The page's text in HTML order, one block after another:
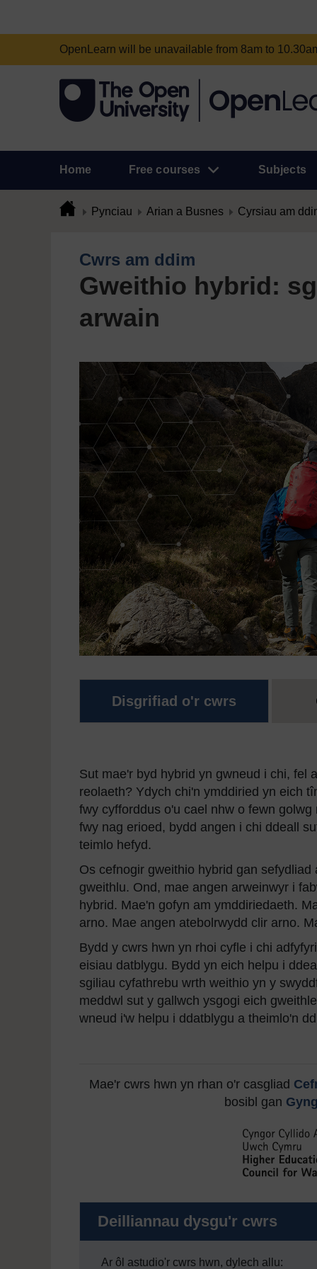
OpenLearn will be unavailable from 8am to
Home Free courses Subjects
Pynciau Arian a Busnes Cyrsiau am
Cwrs am ddim
Gweithio hybrid:
arwain
Disgrifiad o'r cwrs
Sut mae'r byd hybrid yn gwneud i chi, fel
reolaeth? Ydych chi'n ymddiried yn eich
fwy cyfforddus o'u cael nhw o fewn
fwy nag erioed, bydd angen i chi ddeall
teimlo hefyd.
Os cefnogir gweithio hybrid gan
gweithlu. Ond, mae angen arweinwyr i
hybrid. Mae'n gofyn am ymddiriedaeth.
arno. Mae angen atebolrwydd clir arno.
Bydd y cwrs hwn yn rhoi cyfle i chi
eisiau datblygu. Bydd yn eich helpu i
sgiliau cyfathrebu wrth weithio yn y
meddwl sut y gallwch ysgogi eich
wneud i'w helpu i ddatblygu a theimlo'n
Mae'r cwrs hwn yn rhan o'r casgliad
bosibl gan
Deilliannau dysgu'r cwrs
Ar ôl astudio'r cwrs hwn, dylech allu: